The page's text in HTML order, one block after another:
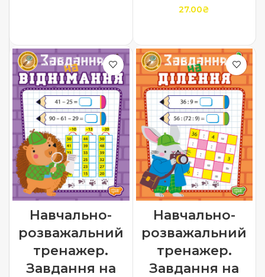
27.00₴
Навчально-
розважальний
тренажер.
Завдання на
Навчально-
розважальний
тренажер.
Завдання на